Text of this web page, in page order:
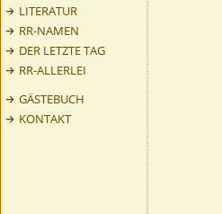
LITERATUR
RR-NAMEN
DER LETZTE TAG
RR-ALLERLEI
GÄSTEBUCH
KONTAKT